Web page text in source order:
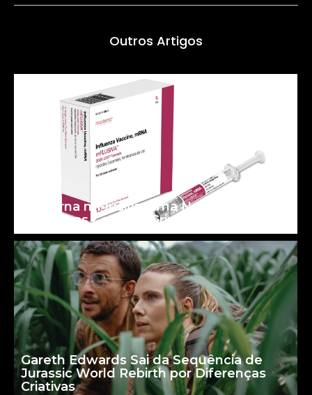
Outros Artigos
Moderna mFlusiva: uma Nova Era para
as Vacinas Contra a Gripe
Gareth Edwards Sai da Sequência de
Jurassic World Rebirth por Diferenças
Criativas